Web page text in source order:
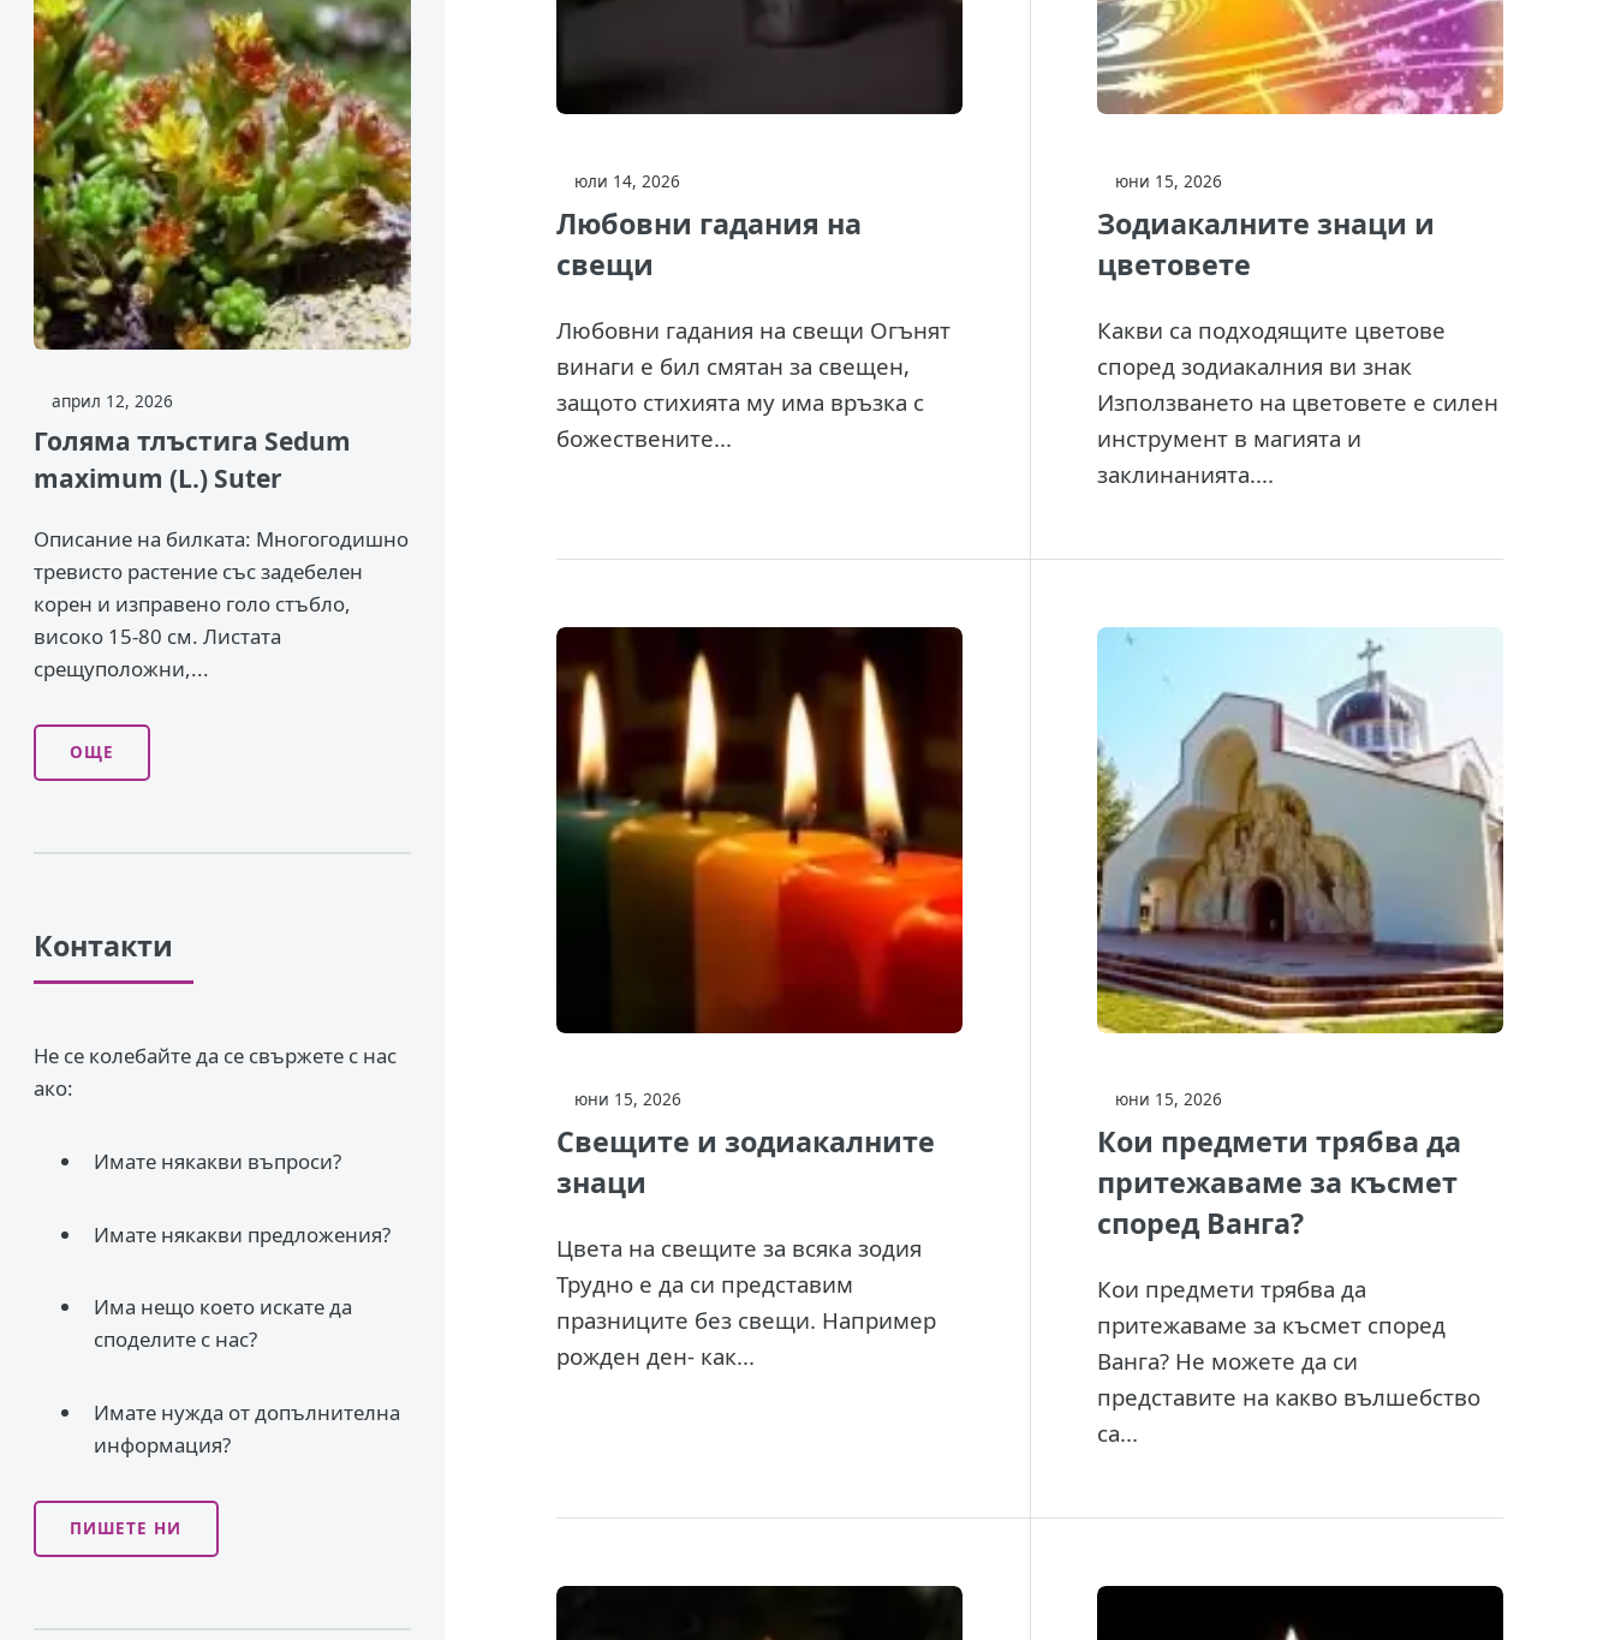
юли 14, 2026
Любовни гадания на
свещи
Любовни гадания на свещи Огънят
винаги е бил смятан за свещен,
защото стихията му има връзка с
божествените...
юни 15, 2026
Зодиакалните знаци и
цветовете
Какви са подходящите цветове
според зодиакалния ви знак
Използването на цветовете е силен
инструмент в магията и
заклинанията....
юни 15, 2026
Свещите и зодиакалните
знаци
Цвета на свещите за всяка зодия
Трудно е да си представим
празниците без свещи. Например
рожден ден- как...
юни 15, 2026
Кои предмети трябва да
притежаваме за късмет
според Ванга?
Кои предмети трябва да
притежаваме за късмет според
Ванга? Не можете да си
представите на какво вълшебство
са...
април 12, 2026
Голяма тлъстига Sedum
maximum (L.) Suter
Описание на билката: Многогодишно
тревисто растение със задебелен
корен и изправено го­ло стъбло,
високо 15-80 см. Листата
срещуположни,...
ОЩЕ
Контакти
Не се колебайте да се свържете с нас
ако:
Имате някакви въпроси?
Имате някакви предложения?
Има нещо което искате да
споделите с нас?
Имате нужда от допълнителна
информация?
ПИШЕТЕ НИ